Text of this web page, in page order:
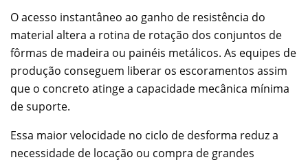
O acesso instantâneo ao ganho de resistência do
material altera a rotina de rotação dos conjuntos de
fôrmas de madeira ou painéis metálicos. As equipes de
produção conseguem liberar os escoramentos assim
que o concreto atinge a capacidade mecânica mínima
de suporte.
Essa maior velocidade no ciclo de desforma reduz a
necessidade de locação ou compra de grandes